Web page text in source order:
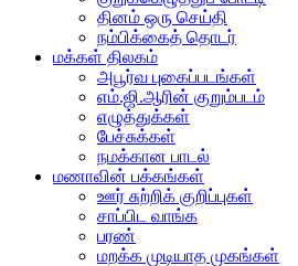
தினம் ஒரு செய்தி
நம்பிக்கைத் தொடர்
மக்கள் திலகம்
அபூர்வ புகைப்படங்கள்
எம்.ஜி.ஆரின் குறும்படம்
எழுத்துக்கள்
பேச்சுக்கள்
நமக்கான பாடல்
மணாவின் பக்கங்கள்
ஊர் சுற்றிக் குறிப்புகள்
சாப்பிட வாங்க
பரண்
மறக்க முடியாத முகங்கள்